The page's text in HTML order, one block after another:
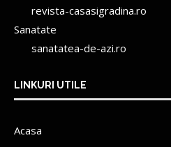
revista-casasigradina.ro
Sanatate
sanatatea-de-azi.ro
LINKURI UTILE
Acasa